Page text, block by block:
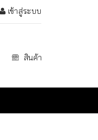
เข้าสู่ระบบ
สินค้า